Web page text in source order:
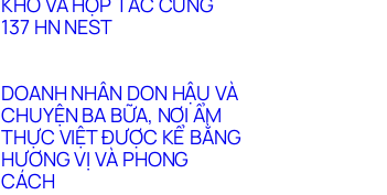
137 HN NEST
DOANH NHÂN DON HẬU VÀ
CHUYỆN BA BỮA, NƠI ẨM
THỰC VIỆT ĐƯỢC KỂ BẰNG
HƯƠNG VỊ VÀ PHONG
CÁCH